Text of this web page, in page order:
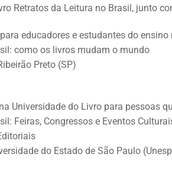
Retratos da Leitura no Brasil, junto
educadores e estudantes do ensino
como os livros mudam o mundo
Preto (SP)
Universidade do Livro para pessoas
Feiras, Congressos e Eventos
do Estado de São Paulo